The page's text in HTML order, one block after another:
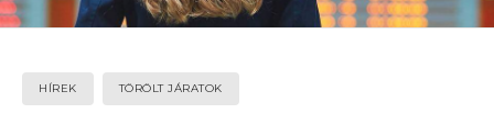
HÍREK TÖRÖLT JÁRATOK